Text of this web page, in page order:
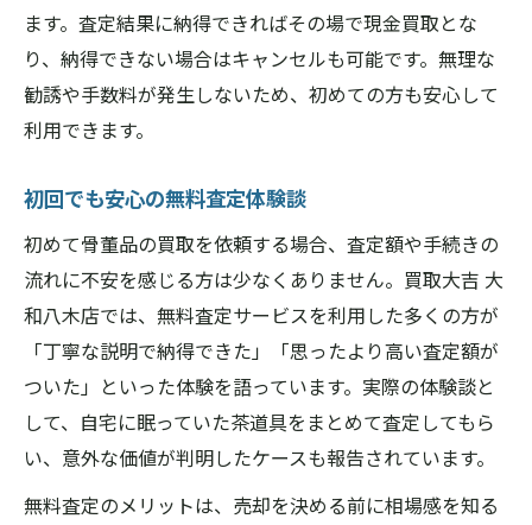
ます。査定結果に納得できればその場で現金買取とな
り、納得できない場合はキャンセルも可能です。無理な
勧誘や手数料が発生しないため、初めての方も安心して
利用できます。
初回でも安心の無料査定体験談
初めて骨董品の買取を依頼する場合、査定額や手続きの
流れに不安を感じる方は少なくありません。買取大吉 大
和八木店では、無料査定サービスを利用した多くの方が
「丁寧な説明で納得できた」「思ったより高い査定額が
ついた」といった体験を語っています。実際の体験談と
して、自宅に眠っていた茶道具をまとめて査定してもら
い、意外な価値が判明したケースも報告されています。
無料査定のメリットは、売却を決める前に相場感を知る